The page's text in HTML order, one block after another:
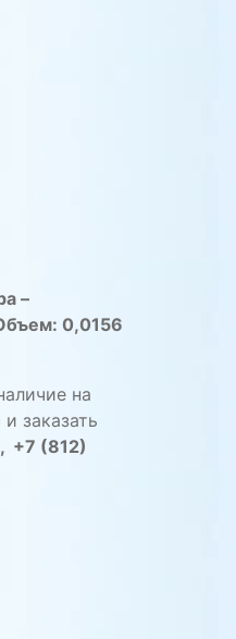
–
:0,0156
на
и заказать
, +7 (812)